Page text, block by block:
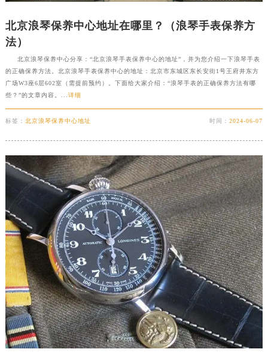
北京浪琴保养中心地址在哪里？（浪琴手表保养方
法）
北京浪琴保养中心分享：“北京浪琴手表保养中心的地址”，并为您介绍一下浪琴手表
的正确保养方法。北京浪琴手表保养中心的地址：北京市东城区东长安街1号王府井东方
广场W3座6层602室（需提前预约）。下面给大家介绍：“浪琴手表的正确保养方法有哪
些？”的文章内容。... 详细
标签： 北京浪琴保养中心地址 时间：2024-06-07